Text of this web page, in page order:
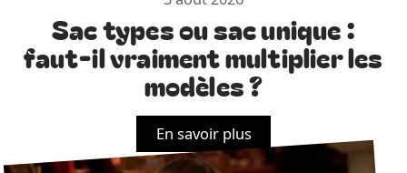
Sac types ou sac unique :
faut-il vraiment multiplier les
modèles ?
En savoir plus